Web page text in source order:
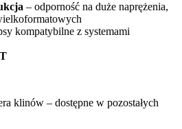
– odporność na duże naprężenia,
kompatybilne z systemami
klinów – dostępne w pozostałych